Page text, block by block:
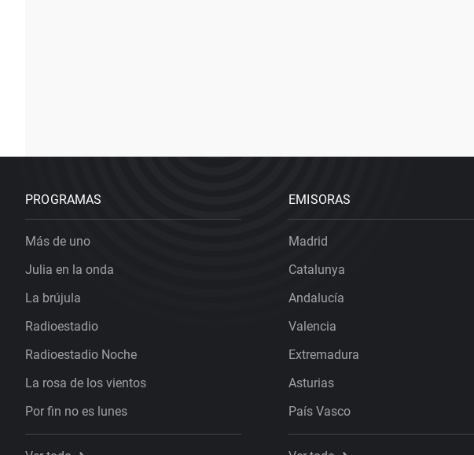
PROGRAMAS
Más de uno
Julia en la onda
La brújula
Radioestadio
Radioestadio Noche
La rosa de los vientos
Por fin no es lunes
EMISORAS
Madrid
Catalunya
Andalucía
Valencia
Extremadura
Asturias
País Vasco